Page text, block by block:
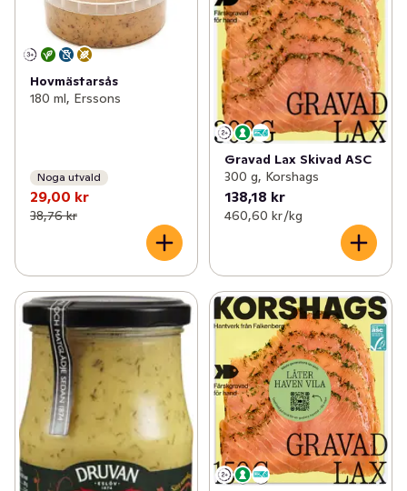
Hovmästarsås
180 ml, Erssons
Noga utvald
29,00 kr
38,76 kr
Gravad Lax Skivad ASC
300 g, Korshags
138,18 kr
460,60 kr /kg